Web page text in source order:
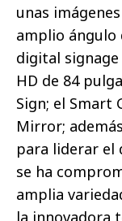
unas
amplio ángulo
digital
HD de 84
Sign; el Smart
Mirror;
para liderar el
se ha
amplia
la innovadora